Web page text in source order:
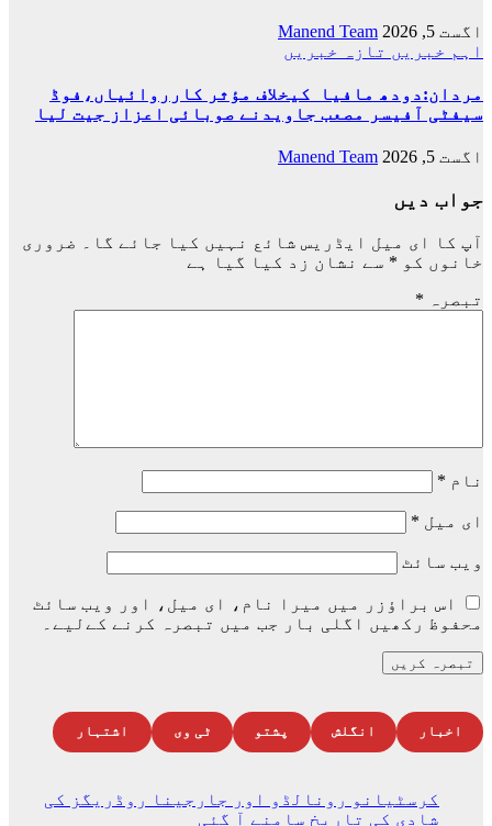
اگست 5, 2026
Manend Team
اہم خبریں تازہ خبریں
مردان:دودھ مافیا کیخلاف مؤثر کارروائیاں،فوڈ
سیفٹی آفیسر مصعب جاویدنے صوبائی اعزاز جیت لیا
اگست 5, 2026 Manend Team
جواب دیں
آپ کا ای میل ایڈریس شائع نہیں کیا جائے گا۔
ضروری
خانوں کو * سے نشان زد کیا گیا ہے
تبصرہ *
نام *
ای میل *
ویب‌ سائٹ
اس براؤزر میں میرا نام، ای میل، اور ویب سائٹ
محفوظ رکھیں اگلی بار جب میں تبصرہ کرنے کےلیے۔
اخبار انگلش پشتو ٹی وی اشتہار
کرسٹیانو رونالڈو اور جارجینا روڈریگز کی
شادی کی تاریخ سامنے آ گئی